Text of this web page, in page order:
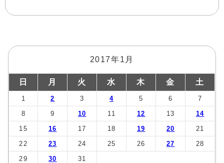
2017年1月
日 月 火 水 木 金 土
1 2 3 4 5 6
7
8
9 10 11 12 13
14
15
16 17 18 19 20
21
22
23 24 25 26 27
28
29
30 31